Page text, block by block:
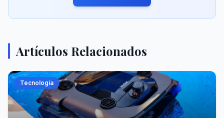
Artículos Relacionados
Tecnología